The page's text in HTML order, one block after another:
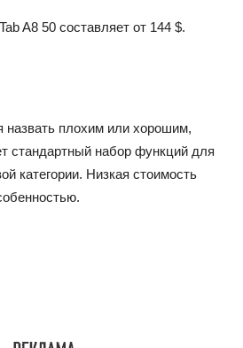
A8 50 составляет от 144 $.
назвать плохим или хорошим,
стандартный набор функций для
категории. Низкая стоимость